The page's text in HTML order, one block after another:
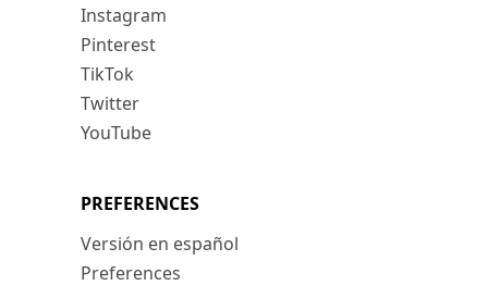
Instagram
Pinterest
TikTok
Twitter
YouTube
PREFERENCES
Versión en español
Preferences